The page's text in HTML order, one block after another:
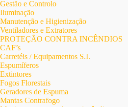
Gestão e Controlo
Iluminação
Manutenção e Higienização
Ventiladores e Extratores
PROTEÇÃO CONTRA INCÊNDIOS
CAF’s
Carretéis / Equipamentos S.I.
Espumíferos
Extintores
Fogos Florestais
Geradores de Espuma
Mantas Contrafogo